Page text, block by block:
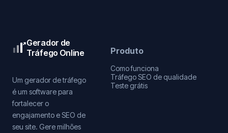
Gerador de
Tráfego Online
Um gerador de tráfego
é um software para
fortalecer o
engajamento e SEO de
seu site. Gere milhões
Produto
Como funciona
Tráfego SEO de qualidade
Teste grátis